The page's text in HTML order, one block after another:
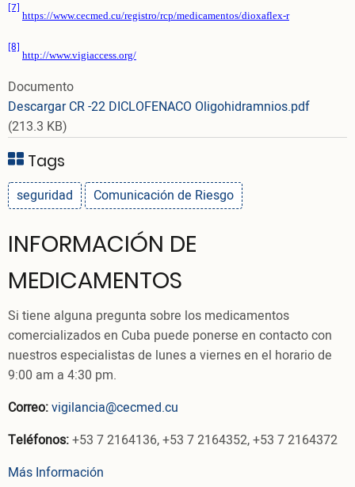
[7]
https://www.cecmed.cu/registro/rcp/medicamentos/dioxaflex-r
[8]
http://www.vigiaccess.org/
Documento
Descargar CR -22 DICLOFENACO Oligohidramnios.pdf
(213.3 KB)
Tags
seguridad Comunicación de Riesgo
INFORMACIÓN DE
MEDICAMENTOS
Si tiene alguna pregunta sobre los medicamentos
comercializados en Cuba puede ponerse en contacto con
nuestros especialistas de lunes a viernes en el horario de
9:00 am a 4:30 pm.
Correo:vigilancia@cecmed.cu
Teléfonos:+53 7 2164136, +53 7 2164352, +53 7 2164372
Más Información